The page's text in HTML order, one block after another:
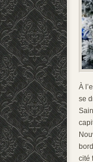
À
se
cité